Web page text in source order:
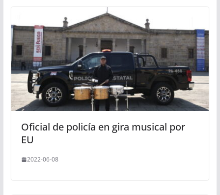
Oficial de policía en gira musical por
EU
2022-06-08